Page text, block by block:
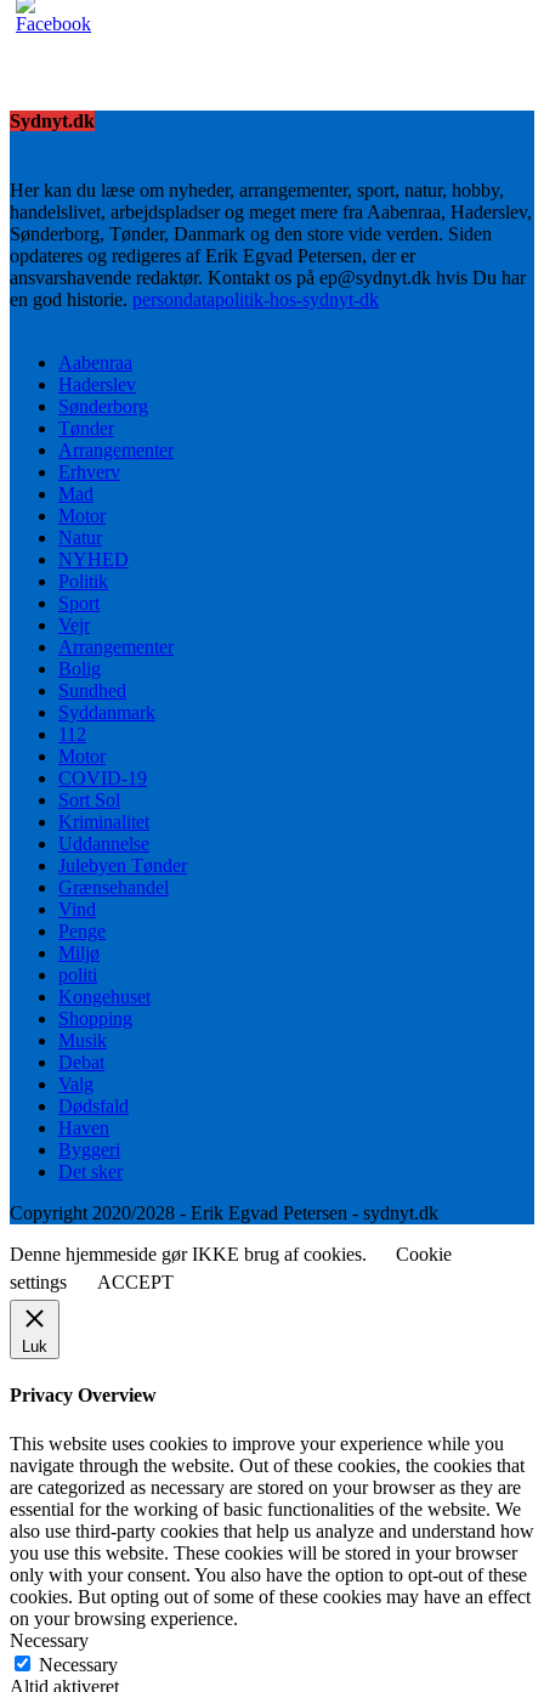
Sydnyt.dk
Her kan du læse om nyheder, arrangementer, sport, natur, hobby,
handelslivet, arbejdspladser og meget mere fra Aabenraa, Haderslev,
Sønderborg, Tønder, Danmark og den store vide verden. Siden
opdateres og redigeres af Erik Egvad Petersen, der er
ansvarshavende redaktør. Kontakt os på ep@sydnyt.dk hvis Du har
en god historie. persondatapolitik-hos-sydnyt-dk
Aabenraa
Haderslev
Sønderborg
Tønder
Arrangementer
Erhverv
Mad
Motor
Natur
NYHED
Politik
Sport
Vejr
Arrangementer
Bolig
Sundhed
Syddanmark
112
Motor
COVID-19
Sort Sol
Kriminalitet
Uddannelse
Julebyen Tønder
Grænsehandel
Vind
Penge
Miljø
politi
Kongehuset
Shopping
Musik
Debat
Valg
Dødsfald
Haven
Byggeri
Det sker
Copyright 2020/2028 - Erik Egvad Petersen - sydnyt.dk
Denne hjemmeside gør IKKE brug af cookies.
Cookie
settings
ACCEPT
Luk
Privacy Overview
This website uses cookies to improve your experience while you
navigate through the website. Out of these cookies, the cookies that
are categorized as necessary are stored on your browser as they are
essential for the working of basic functionalities of the website. We
also use third-party cookies that help us analyze and understand how
you use this website. These cookies will be stored in your browser
only with your consent. You also have the option to opt-out of these
cookies. But opting out of some of these cookies may have an effect
on your browsing experience.
Necessary
Necessary
Altid aktiveret